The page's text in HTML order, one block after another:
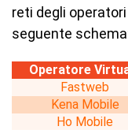
reti degli
seguente
Operatore
Fastweb
Kena Mobile
Ho Mobile